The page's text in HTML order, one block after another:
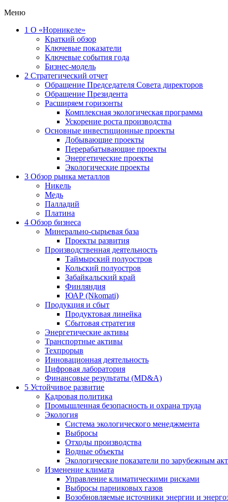
Меню
1 О «Норникеле»
Краткий обзор
Ключевые показатели
Ключевые события года
Бизнес-модель
2 Стратегический отчет
Обращение Председателя Совета директоров
Обращение Президента
Расширяем горизонты
Комплексная экологическая программа
Ускорение роста производства
Основные инвестиционные проекты
Добывающие проекты
Перерабатывающие проекты
Энергетические проекты
Экологические проекты
3 Обзор рынка металлов
Никель
Медь
Палладий
Платина
4 Обзор бизнеса
Минерально-сырьевая база
Проекты развития
Производственная деятельность
Таймырский полуостров
Кольский полуостров
Забайкальский край
Финляндия
ЮАР (Nkomati)
Продукция и сбыт
Продуктовая линейка
Сбытовая стратегия
Энергетические активы
Транспортные активы
Техпрорыв
Инновационная деятельность
Цифровая лаборатория
Финансовые результаты (MD&A)
5 Устойчивое развитие
Кадровая политика
Промышленная безопасность и охрана труда
Экология
Система экологического менеджмента
Выбросы
Отходы производства
Водные объекты
Экологические показатели по зарубежным
Изменение климата
Управление климатическими рисками
Выбросы парниковых газов
Возобновляемые источники энергии и